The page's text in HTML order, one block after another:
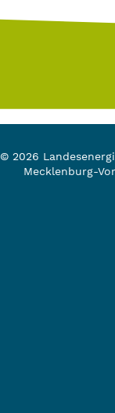
© 2026
Mecklenburg-